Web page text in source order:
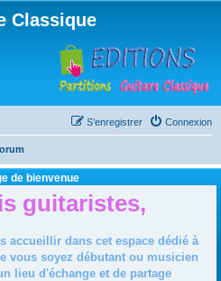
Classique
Connexion
S’enregistrer
de bienvenue
guitaristes,
accueillir dans cet espace dédié à
vous soyez débutant ou musicien
lieu d'échange et de partage